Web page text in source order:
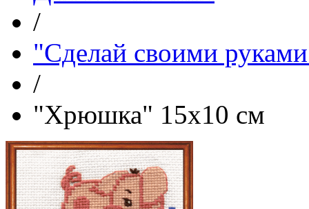
/
"Сделай своими
/
"Хрюшка" 15х10 см